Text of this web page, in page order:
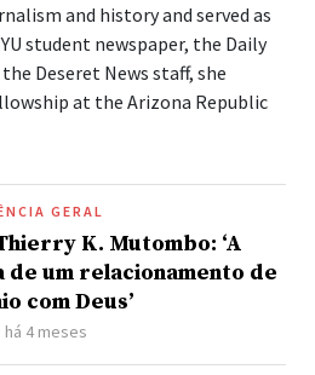
and history and served as
student newspaper, the Daily
Deseret News staff, she
at the Arizona Republic
GERAL
K. Mutombo: ‘A
de um relacionamento de
com Deus’
4 meses